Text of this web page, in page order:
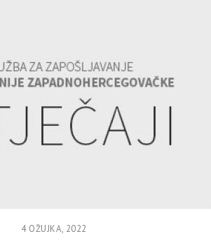
4 OŽUJKA, 2022